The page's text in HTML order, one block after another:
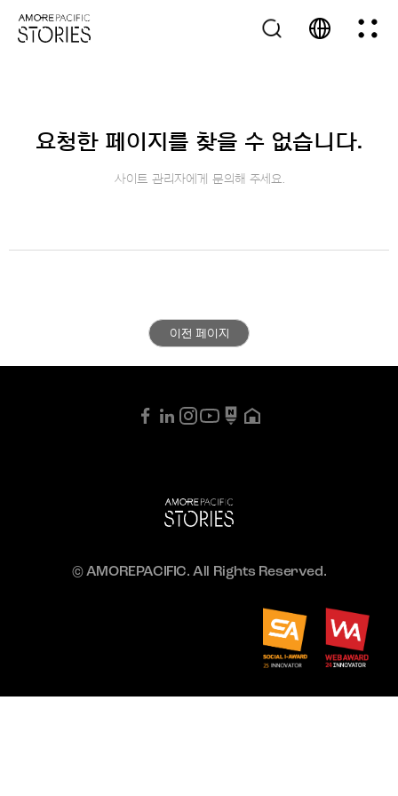
요청한 페이지를 찾을 수 없습니다.
사이트 관리자에게 문의해 주세요.
이전 페이지
© AMOREPACIFIC. All Rights Reserved.